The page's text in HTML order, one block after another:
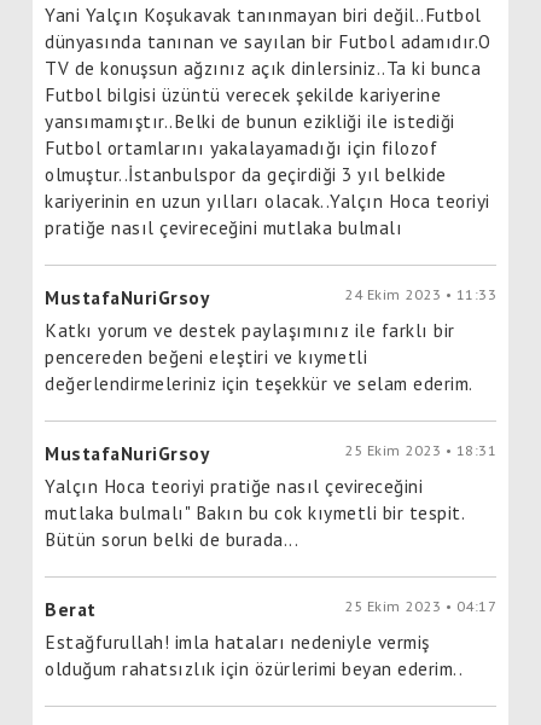
Yani Yalçın Koşukavak tanınmayan biri değil..Futbol
dünyasında tanınan ve sayılan bir Futbol adamıdır.O
TV de konuşsun ağzınız açık dinlersiniz..Ta ki bunca
Futbol bilgisi üzüntü verecek şekilde kariyerine
yansımamıştır..Belki de bunun ezikliği ile istediği
Futbol ortamlarını yakalayamadığı için filozof
olmuştur..İstanbulspor da geçirdiği 3 yıl belkide
kariyerinin en uzun yılları olacak..Yalçın Hoca teoriyi
pratiğe nasıl çevireceğini mutlaka bulmalı
MustafaNuriGrsoy 24 Ekim 2023 • 11:33
Katkı yorum ve destek paylaşımınız ile farklı bir
pencereden beğeni eleştiri ve kıymetli
değerlendirmeleriniz için teşekkür ve selam ederim.
MustafaNuriGrsoy 25 Ekim 2023 • 18:31
Yalçın Hoca teoriyi pratiğe nasıl çevireceğini
mutlaka bulmalı" Bakın bu cok kıymetli bir tespit.
Bütün sorun belki de burada...
Berat 25 Ekim 2023 • 04:17
Estağfurullah! imla hataları nedeniyle vermiş
olduğum rahatsızlık için özürlerimi beyan ederim..